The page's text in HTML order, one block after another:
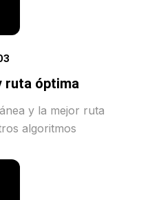
ruta óptima
y la mejor ruta
algoritmos